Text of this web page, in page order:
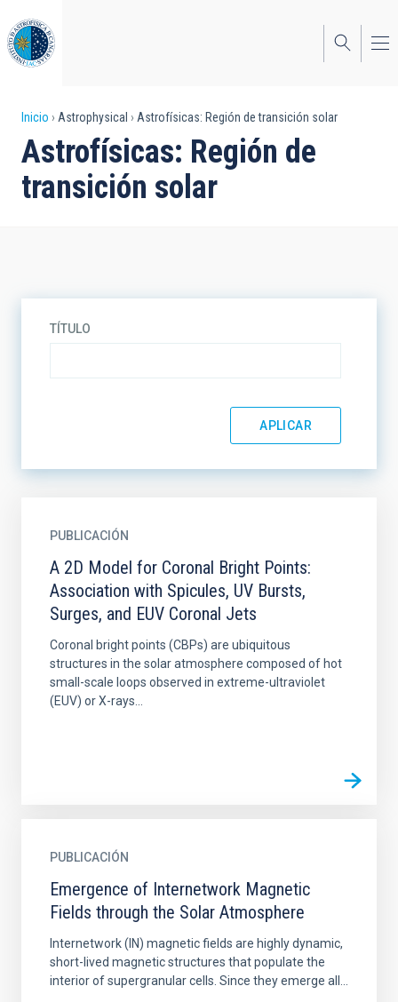
al
contenido
principal
Sobrescribir
enlaces
de
Inicio Astrophysical Astrofísicas: Región de transición solar
Astrofísicas: Región de
transición solar
TÍTULO
PUBLICACIÓN
A 2D Model for Coronal Bright Points:
Association with Spicules, UV Bursts,
Surges, and EUV Coronal Jets
Coronal bright points (CBPs) are ubiquitous
structures in the solar atmosphere composed of hot
small-scale loops observed in extreme-ultraviolet
(EUV) or X-rays...
PUBLICACIÓN
Emergence of Internetwork Magnetic
Fields through the Solar Atmosphere
Internetwork (IN) magnetic fields are highly dynamic,
short-lived magnetic structures that populate the
interior of supergranular cells. Since they emerge all...